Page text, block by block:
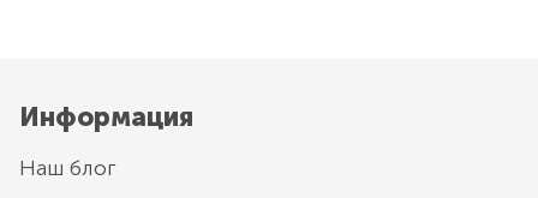
Информация
Наш блог